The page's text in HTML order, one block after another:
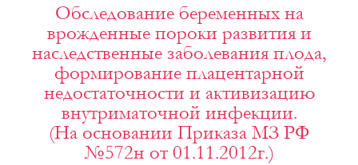
Обследование беременных на
врожденные пороки развития и
наследственные заболевания плода,
формирование плацентарной
недостаточности и активизацию
внутриматочной инфекции.
(На основании Приказа МЗ РФ
№572н от 01.11.2012г.)